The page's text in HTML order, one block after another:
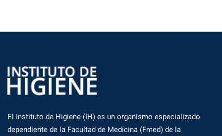
El Instituto de Higiene (IH) es un organismo especializado
dependiente de la Facultad de Medicina (Fmed) de la